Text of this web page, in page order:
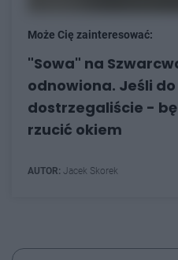
Może Cię zainteresować:
"Sowa" na
odnowiona. Jeśli
dostrzegaliście -
rzucić okiem
AUTOR: Jacek Skorek